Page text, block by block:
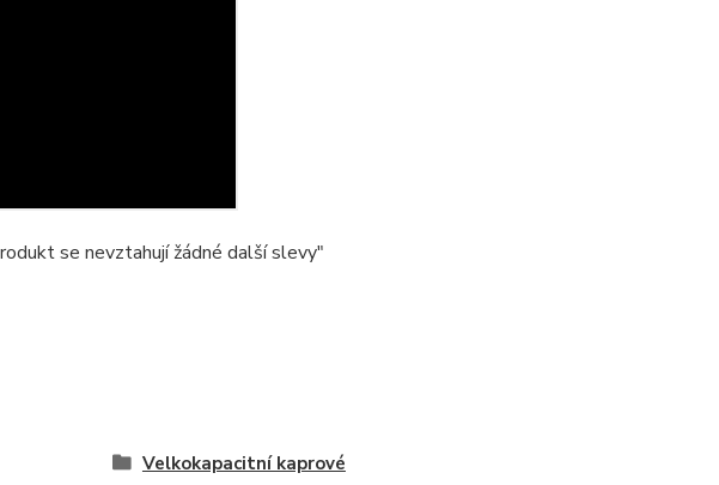
se nevztahují žádné další slevy"
Velkokapacitní kaprové